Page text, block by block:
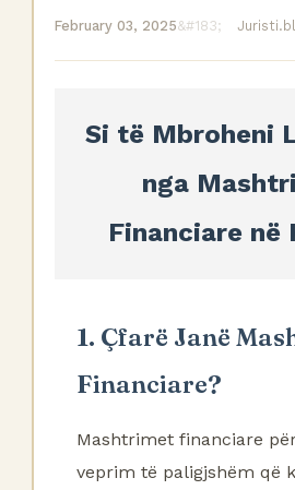
February 03, 2025
Si të Mbroheni
nga
Financiare në
1. Çfarë Janë
Financiare?
Mashtrimet financiare
veprim të paligjshëm që